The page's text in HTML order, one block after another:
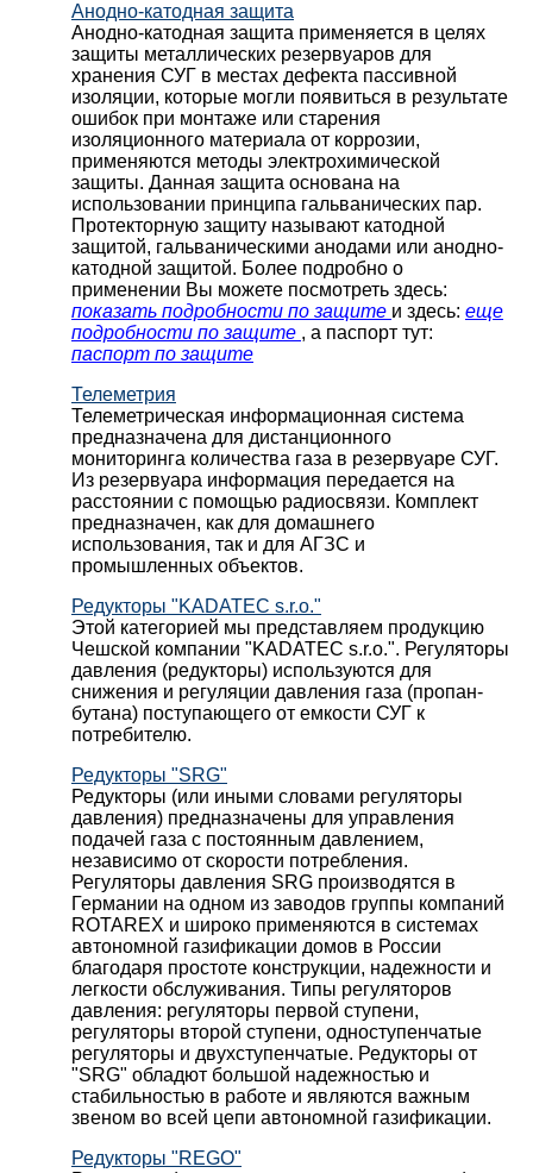
Анодно-катодная защита
Анодно-катодная защита применяется в целях
защиты металлических резервуаров для
хранения СУГ в местах дефекта пассивной
изоляции, которые могли появиться в результате
ошибок при монтаже или старения
изоляционного материала от коррозии,
применяются методы электрохимической
защиты. Данная защита основана на
использовании принципа гальванических пар.
Протекторную защиту называют катодной
защитой, гальваническими анодами или анодно-
катодной защитой. Более подробно о
применении Вы можете посмотреть здесь:
показать подробности по защите и здесь: еще
подробности по защите , а паспорт тут:
паспорт по защите
Телеметрия
Телеметрическая информационная система
предназначена для дистанционного
мониторинга количества газа в резервуаре СУГ.
Из резервуара информация передается на
расстоянии с помощью радиосвязи. Комплект
предназначен, как для домашнего
использования, так и для АГЗС и
промышленных объектов.
Редукторы "KADATEC s.r.o."
Этой категорией мы представляем продукцию
Чешской компании "KADATEC s.r.o.". Регуляторы
давления (редукторы) используются для
снижения и регуляции давления газа (пропан-
бутана) поступающего от емкости СУГ к
потребителю.
Редукторы "SRG"
Редукторы (или иными словами регуляторы
давления) предназначены для управления
подачей газа с постоянным давлением,
независимо от скорости потребления.
Регуляторы давления SRG производятся в
Германии на одном из заводов группы компаний
ROTAREX и широко применяются в системах
автономной газификации домов в России
благодаря простоте конструкции, надежности и
легкости обслуживания. Типы регуляторов
давления: регуляторы первой ступени,
регуляторы второй ступени, одноступенчатые
регуляторы и двухступенчатые. Редукторы от
"SRG" обладют большой надежностью и
стабильностью в работе и являются важным
звеном во всей цепи автономной газификации.
Редукторы "REGO"